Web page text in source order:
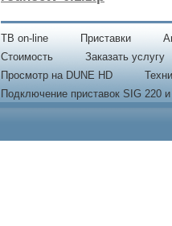
TB on-line Приставки
Стоимость
Заказать услугу
Просмотр на DUNE HD
Подключение приставок SIG 220